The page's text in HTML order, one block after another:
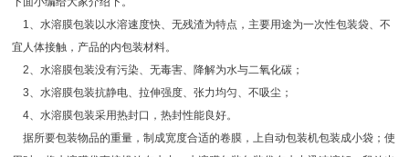
1、水溶膜包装以水溶速度快、无残渣为特点，主要用途为一次性包装袋、不
宜人体接触，产品的内包装材料。
2、水溶膜包装没有污染、无毒害、降解为水与二氧化碳；
3、水溶膜包装抗静电、拉伸强度、张力均匀、不吸尘；
4、水溶膜包装采用热封口，热封性能良好。
据所要包装物品的重量，制成宽度合适的卷膜，上自动包装机包装成小袋；使